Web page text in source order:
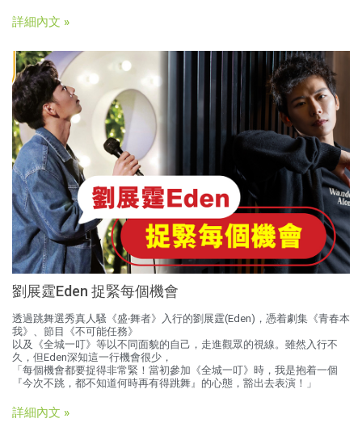
詳細內文 »
劉展霆Eden 捉緊每個機會
透過跳舞選秀真人騷《盛‧舞者》入行的劉展霆(Eden)，憑着劇集《青春本
我》、節目《不可能任務》
以及《全城一叮》等以不同面貌的自己，走進觀眾的視線。雖然入行不
久，但Eden深知這一行機會很少，
「每個機會都要捉得非常緊！當初參加《全城一叮》時，我是抱着一個
『今次不跳，都不知道何時再有得跳舞』的心態，豁出去表演！」
詳細內文 »